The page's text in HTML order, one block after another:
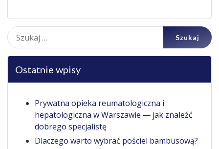
Szukaj:
Ostatnie wpisy
Prywatna opieka reumatologiczna i
hepatologiczna w Warszawie — jak znaleźć
dobrego specjalistę
Dlaczego warto wybrać pościel bambusową?